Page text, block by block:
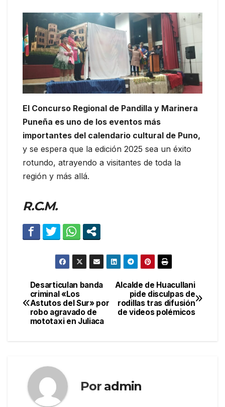
El Concurso Regional de Pandilla y Marinera
Puneña es uno de los eventos más
importantes del calendario cultural de Puno,
y se espera que la edición 2025 sea un éxito
rotundo, atrayendo a visitantes de toda la
región y más allá.
R.C.M.
Navegación
de
Alcalde de Huacullani
pide disculpas de
rodillas tras difusión
de videos polémicos
Desarticulan banda
criminal «Los
Astutos del Sur» por
robo agravado de
mototaxi en Juliaca
Por admin